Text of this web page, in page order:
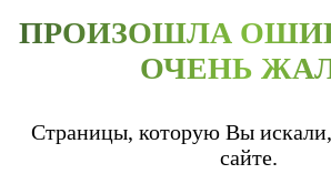
ПРОИЗОШЛА
ОЧЕНЬ
Страницы, которую Вы
сайте.